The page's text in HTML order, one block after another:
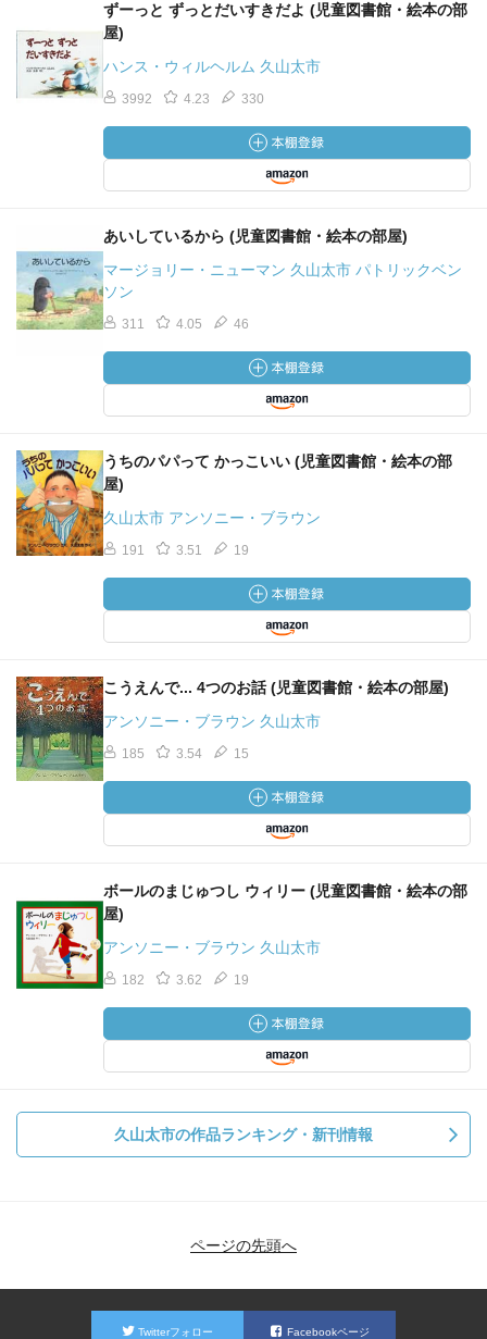
ずーっと ずっとだいすきだよ (児童図書館・絵本の部
屋)
ハンス・ウィルヘルム 久山太市
3992 4.23 330
あいしているから (児童図書館・絵本の部屋)
マージョリー・ニューマン 久山太市 パトリックベン
ソン
311 4.05 46
うちのパパって かっこいい (児童図書館・絵本の部
屋)
久山太市 アンソニー・ブラウン
191 3.51 19
こうえんで... 4つのお話 (児童図書館・絵本の部屋)
アンソニー・ブラウン 久山太市
185 3.54 15
ボールのまじゅつし ウィリー (児童図書館・絵本の部
屋)
アンソニー・ブラウン 久山太市
182 3.62 19
久山太市の作品ランキング・新刊情報
ページの先頭へ
Twitterフォロー Facebookページ